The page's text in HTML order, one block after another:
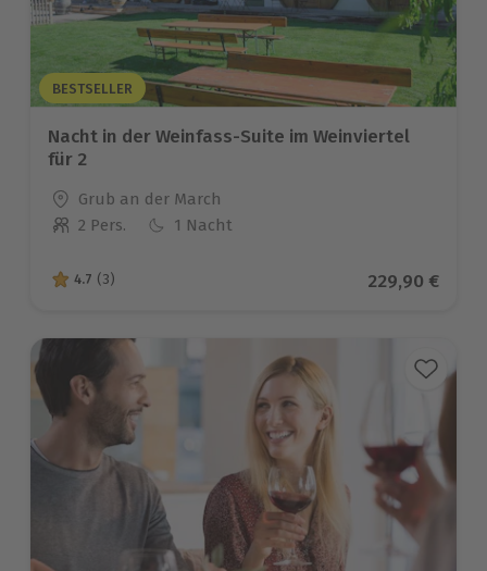
BESTSELLER
Nacht in der Weinfass-Suite im Weinviertel
für 2
Standort
Grub an der March
Anzahl der Teilnehmer
2 Pers. 1 Nacht
4.7 von 5 Sternen basierend auf 3 Bewertungen
4.7 (3) Aktueller
229,90 €